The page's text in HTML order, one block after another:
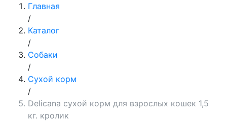
Главная
/
Каталог
/
Собаки
/
Сухой корм
/
Delicana сухой корм для взрослых кошек 1,5
кг. кролик